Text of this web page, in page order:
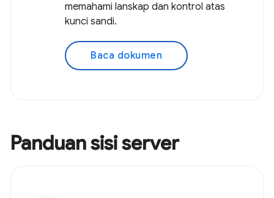
memahami lanskap dan kontrol atas
kunci sandi.
Baca dokumen
Panduan sisi server